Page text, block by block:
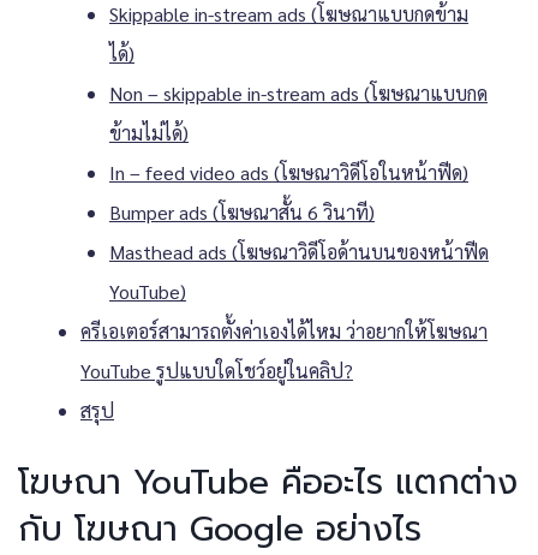
Skippable in-stream ads (โฆษณาแบบกดข้าม
ได้)
Non – skippable in-stream ads (โฆษณาแบบกด
ข้ามไม่ได้)
In – feed video ads (โฆษณาวิดีโอในหน้าฟีด)
Bumper ads (โฆษณาสั้น 6 วินาที)
Masthead ads (โฆษณาวิดีโอด้านบนของหน้าฟีด
YouTube)
ครีเอเตอร์สามารถตั้งค่าเองได้ไหม ว่าอยากให้โฆษณา
YouTube รูปแบบใดโชว์อยู่ในคลิป?
สรุป
โฆษณา YouTube คืออะไร แตกต่าง
กับ โฆษณา Google อย่างไร